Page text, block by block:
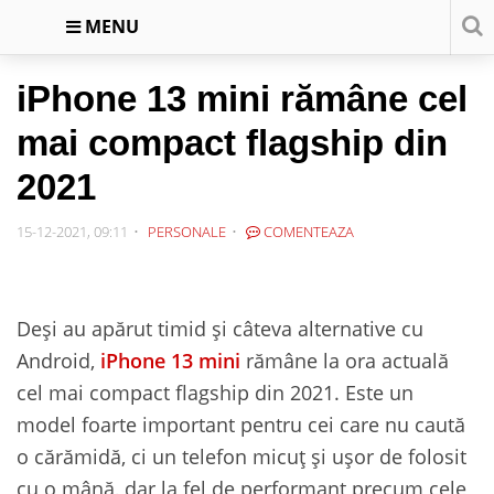
MENU
iPhone 13 mini rămâne cel
mai compact flagship din
2021
15-12-2021, 09:11 PERSONALE COMENTEAZA
Deși au apărut timid și câteva alternative cu
Android, iPhone 13 mini rămâne la ora actuală
cel mai compact flagship din 2021. Este un
model foarte important pentru cei care nu caută
o cărămidă, ci un telefon micuț și ușor de folosit
cu o mână, dar la fel de performant precum cele